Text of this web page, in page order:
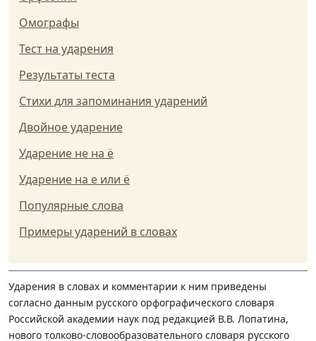
Омографы
Тест на ударения
Результаты теста
Стихи для запоминания ударений
Двойное ударение
Ударение не на ё
Ударение на е или ё
Популярные слова
Примеры ударений в словах
Ударения в словах и комментарии к ним приведены
согласно данным русского орфографического словаря
Российской академии наук под редакцией В.В. Лопатина,
нового толково-словообразовательного словаря русского